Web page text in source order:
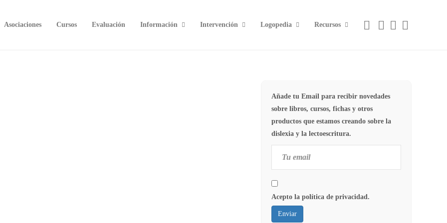
Asociaciones Cursos Evaluación Información Intervención Logopedia Recursos
Añade tu Email para recibir novedades
sobre libros, cursos, fichas y otros
productos que estamos creando sobre la
dislexia y la lectoescritura.
Acepto la política de privacidad.
Enviar